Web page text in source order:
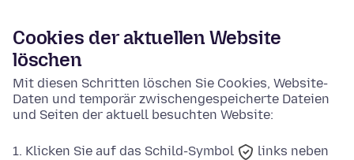
Cookies der aktuellen Website
löschen
Mit diesen Schritten löschen Sie Cookies, Website-
Daten und temporär zwischengespeicherte Dateien
und Seiten der aktuell besuchten Website:
Klicken Sie auf das Schild-Symbol
links neben